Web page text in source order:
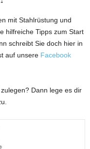
mit Stahlrüstung und
hilfreiche Tipps zum Start
schreibt Sie doch hier in
auf unsere Facebook
Dann lege es dir